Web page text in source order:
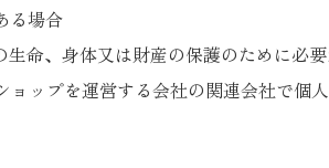
る場合
生命、身体又は財産の保護のために必
ョップを運営する会社の関連会社で個